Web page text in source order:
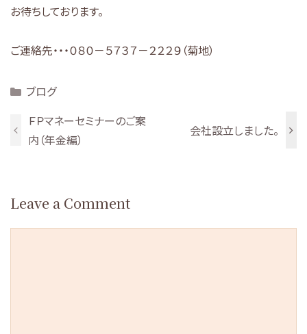
お待ちしております。
ご連絡先・・・０８０－５７３７－２２２９（菊地）
Categories
ブログ
ＦＰマネーセミナーのご案
内（年金編）
会社設立しました。
Leave a Comment